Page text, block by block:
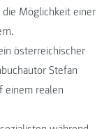
Möglichkeit einer
österreichischer
Stefan
einem realen